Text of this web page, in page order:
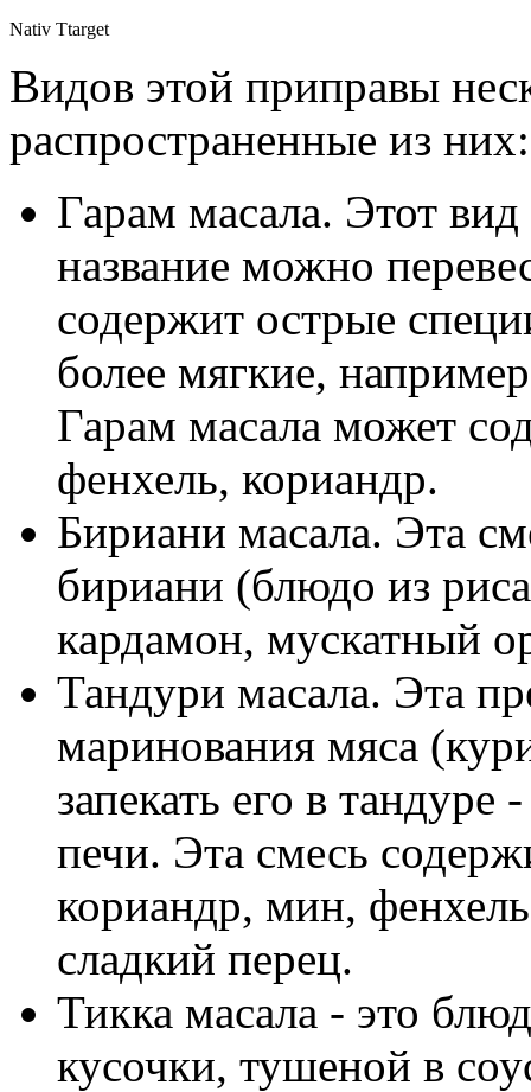
Nativ Ttarget
Видов этой приправы
распространенные из них:
Гарам масала. Этот
название можно
содержит острые
более мягкие,
Гарам масала может
фенхель, кориандр.
Бириани масала. Эта
бириани (блюдо из
кардамон, мускатный
Тандури масала. Эта
маринования мяса
запекать его в
печи. Эта смесь
кориандр, мин,
сладкий перец.
Тикка масала - это
кусочки, тушеной в